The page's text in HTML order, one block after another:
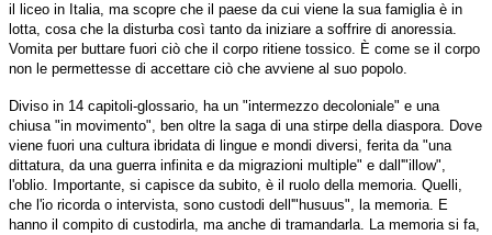
il liceo in Italia, ma scopre che il paese da cui viene la sua famiglia è in
lotta, cosa che la disturba così tanto da iniziare a soffrire di anoressia.
Vomita per buttare fuori ciò che il corpo ritiene tossico. È come se il corpo
non le permettesse di accettare ciò che avviene al suo popolo.
Diviso in 14 capitoli-glossario, ha un "intermezzo decoloniale" e una
chiusa "in movimento", ben oltre la saga di una stirpe della diaspora. Dove
viene fuori una cultura ibridata di lingue e mondi diversi, ferita da "una
dittatura, da una guerra infinita e da migrazioni multiple" e dall'"illow",
l'oblio. Importante, si capisce da subito, è il ruolo della memoria. Quelli,
che l'io ricorda o intervista, sono custodi dell'"husuus", la memoria. E
hanno il compito di custodirla, ma anche di tramandarla. La memoria si fa,